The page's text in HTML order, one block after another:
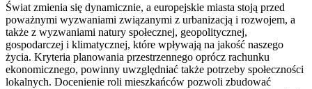
Świat zmienia się dynamicznie, a europejskie miasta stoją przed
poważnymi wyzwaniami związanymi z urbanizacją i rozwojem, a
także z wyzwaniami natury społecznej, geopolitycznej,
gospodarczej i klimatycznej, które wpływają na jakość naszego
życia. Kryteria planowania przestrzennego oprócz rachunku
ekonomicznego, powinny uwzględniać także potrzeby społeczności
lokalnych. Docenienie roli mieszkańców pozwoli zbudować